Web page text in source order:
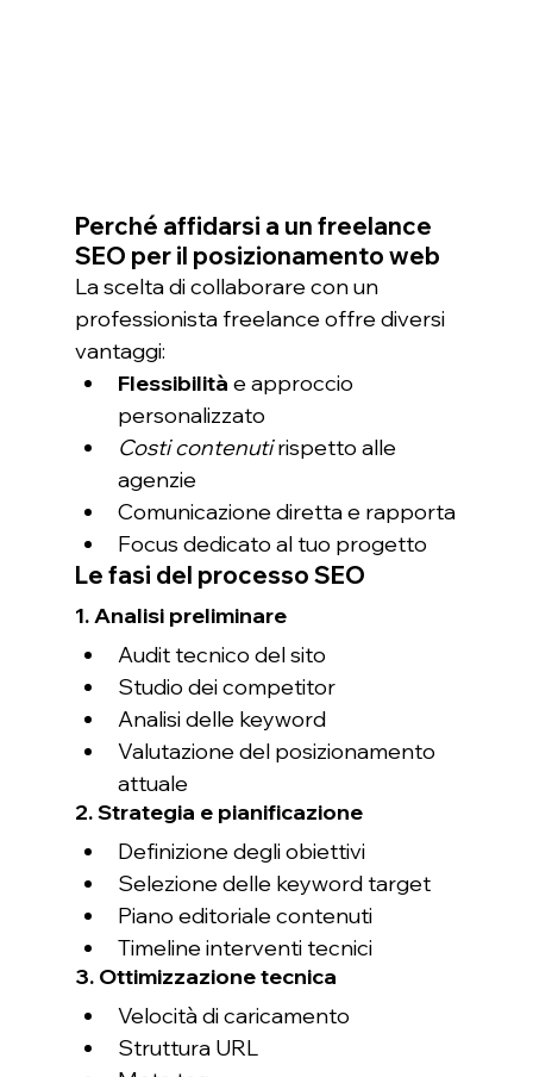
Perché affidarsi a un freelance
SEO per il posizionamento web
La scelta di collaborare con un
professionista freelance offre diversi
vantaggi:
Flessibilità e approccio
personalizzato
Costi contenuti rispetto alle
agenzie
Comunicazione diretta e rapporta
Focus dedicato al tuo progetto
Le fasi del processo SEO
1. Analisi preliminare
Audit tecnico del sito
Studio dei competitor
Analisi delle keyword
Valutazione del posizionamento
attuale
2. Strategia e pianificazione
Definizione degli obiettivi
Selezione delle keyword target
Piano editoriale contenuti
Timeline interventi tecnici
3. Ottimizzazione tecnica
Velocità di caricamento
Struttura URL